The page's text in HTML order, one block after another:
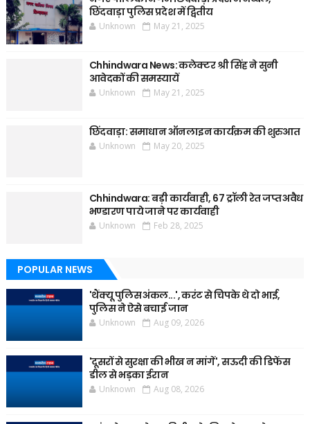
छिंदवाड़ा पुलिस प्रदेश में द्वितीय
Unknown May 21, 2025
Chhindwara News: कलेक्टर श्री सिंह ने सुनी
आवेदकों की समस्यायें
Unknown May 21, 2025
छिंदवाड़ा: समाधान ऑनलाइन कार्यक्रम की शुरुआत
Unknown May 20, 2025
Chhindwara: बड़ी कार्यवाही, 67 ट्रॉली रेत जप्त अवैध
भण्डारण पाये जाने पर कार्यवाही
Unknown Feb 28, 2025
POPULAR NEWS
'थैंक्यू पुलिस अंकल...', करंट से चिपके थे दो भाई,
पुलिस ने ऐसे बचाई जान
Unknown Aug 09, 2026
'दूसरों से सुरक्षा की भीख न मांगें', सऊदी की डिफेंस
डील से भड़का ईरान
Unknown Aug 08, 2026